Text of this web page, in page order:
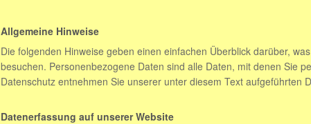
Allgemeine Hinweise
Die folgenden Hinweise geben einen einfachen Überblick darüber,
besuchen. Personenbezogene Daten sind alle Daten, mit denen Sie
Datenschutz entnehmen Sie unserer unter diesem Text aufgeführten
Datenerfassung auf unserer Website